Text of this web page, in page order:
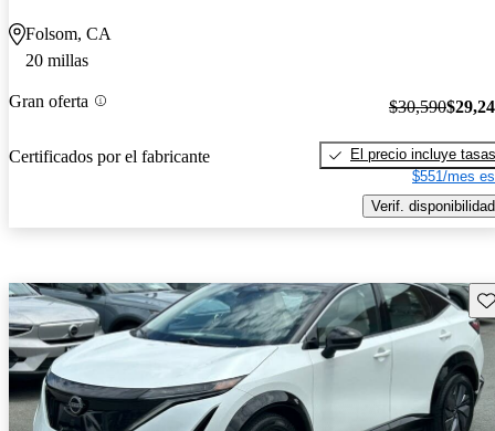
Folsom, CA
20 millas
Gran oferta
Certificados por el fabricante
$30,590
El precio incluye tasas
$551/mes
Verif. disponibilidad